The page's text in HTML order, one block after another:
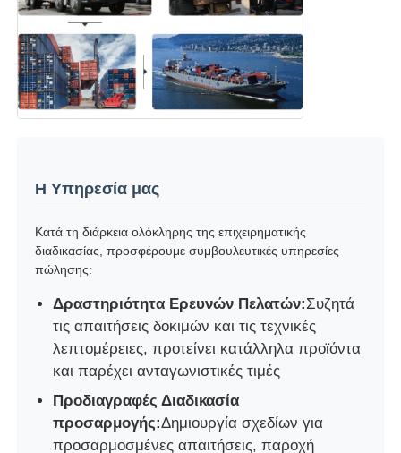
Η Υπηρεσία μας
Κατά τη διάρκεια ολόκληρης της επιχειρηματικής
διαδικασίας, προσφέρουμε συμβουλευτικές υπηρεσίες
πώλησης:
Δραστηριότητα Ερευνών Πελατών:Συζητά
τις απαιτήσεις δοκιμών και τις τεχνικές
λεπτομέρειες, προτείνει κατάλληλα προϊόντα
και παρέχει ανταγωνιστικές τιμές
Προδιαγραφές Διαδικασία
προσαρμογής:Δημιουργία σχεδίων για
προσαρμοσμένες απαιτήσεις, παροχή